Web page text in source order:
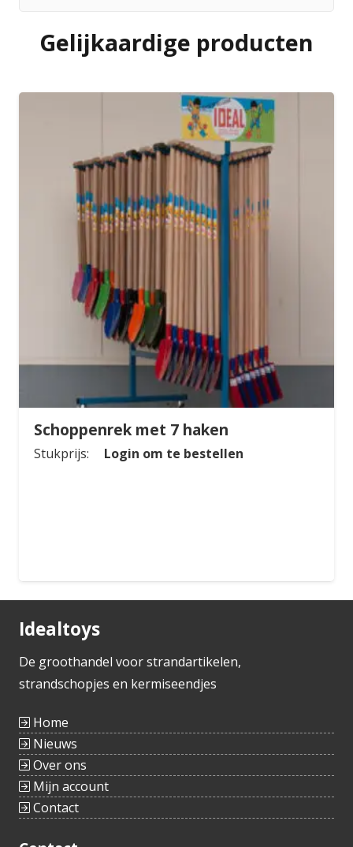
Gelijkaardige producten
Schoppenrek met 7 haken
Stukprijs: Login om te bestellen
Idealtoys
De groothandel voor strandartikelen,
strandschopjes en kermiseendjes
Home
Nieuws
Over ons
Mijn account
Contact